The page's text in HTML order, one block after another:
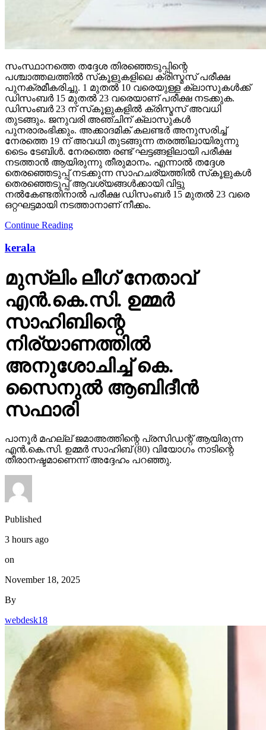
സംസ്ഥാനത്തെ തദ്ദേശ തിരഞ്ഞെടുപ്പിന്റെ
പശ്ചാത്തലത്തില്‍ സ്‌കൂളുകളിലെ ക്രിസ്മസ് പരീക്ഷ
പുനക്രമീകരിച്ചു. 1 മുതല്‍ 10 വരെയുള്ള ക്ലാസുകള്‍ക്ക്
ഡിസംബര്‍ 15 മുതല്‍ 23 വരെയാണ് പരീക്ഷ നടക്കുക.
ഡിസംബര്‍ 23 ന് സ്‌കൂളുകളില്‍ ക്രിസ്മസ് അവധി
തുടങ്ങും. ജനുവരി അഞ്ചിന് ക്ലാസുകള്‍
പുനരാരംഭിക്കും. അക്കാദമിക് കലണ്ടര്‍ അനുസരിച്ച്
നേരത്തെ 19 ന് അവധി തുടങ്ങുന്ന തരത്തിലായിരുന്നു
ടൈം ടേബിള്‍. നേരത്തെ രണ്ട് ഘട്ടങ്ങളിലായി പരീക്ഷ
നടത്താന്‍ ആയിരുന്നു തീരുമാനം. എന്നാല്‍ തദ്ദേശ
തെരഞ്ഞെടുപ്പ് നടക്കുന്ന സാഹചര്യത്തില്‍ സ്‌കൂളുകള്‍
തെരഞ്ഞെടുപ്പ് ആവശ്യങ്ങള്‍ക്കായി വിട്ടു
നല്‍കേണ്ടതിനാല്‍ പരീക്ഷ ഡിസംബര്‍ 15 മുതല്‍ 23 വരെ
ഒറ്റഘട്ടമായി നടത്താനാണ് നീക്കം.
Continue Reading
kerala
മുസ്‌ലിം ലീഗ് നേതാവ്
എന്‍.കെ.സി. ഉമ്മര്‍
സാഹിബിന്റെ
നിര്യാണത്തില്‍
അനുശോചിച്ച് കെ.
സൈനുല്‍ ആബിദീന്‍
സഫാരി
പാനൂര്‍ മഹല്ല് ജമാഅത്തിന്റെ പ്രസിഡന്റ് ആയിരുന്ന
എന്‍.കെ.സി. ഉമ്മര്‍ സാഹിബ് (80) വിയോഗം നാടിന്റെ
തീരാനഷ്ടമാണെന്ന് അദ്ദേഹം പറഞ്ഞു.
Published
3 hours ago
on
November 18, 2025
By
webdesk18